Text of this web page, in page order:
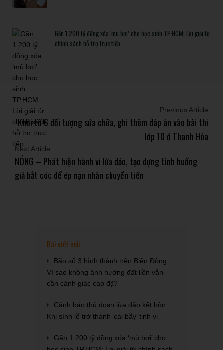
Gần 1.200 tỷ đồng xóa ‘mù bơi’ cho học sinh TP.HCM: Lời giải từ
chính sách hỗ trợ trực tiếp
Previous Article
Khởi tố 6 đối tượng sửa chữa, ghi thêm đáp án vào bài thi
lớp 10 ở Thanh Hóa
Next Article
NÓNG – Phát hiện hành vi lừa đảo, tạo dựng tình huống
giả bắt cóc để ép nạn nhân chuyển tiền
Bài viết mới
Bão số 3 hình thành trên Biển Đông:
Vì sao không ảnh hưởng đất liền vẫn
cần cảnh giác cao độ?
Cảnh báo thủ đoạn lừa đảo kết hôn:
Khi sính lễ trở thành ‘cái bẫy’ tinh vi
Gần 1.200 tỷ đồng xóa ‘mù bơi’ cho